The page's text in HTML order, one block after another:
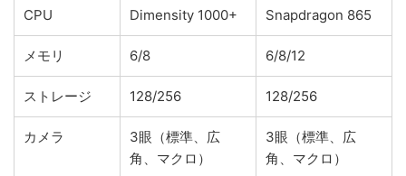
CPU Dimensity 1000+ Snapdragon 865
メモリ 6/8 6/8/12
ストレージ 128/256 128/256
カメラ
3眼（標準、広
角、マクロ）
3眼（標準、広
角、マクロ）